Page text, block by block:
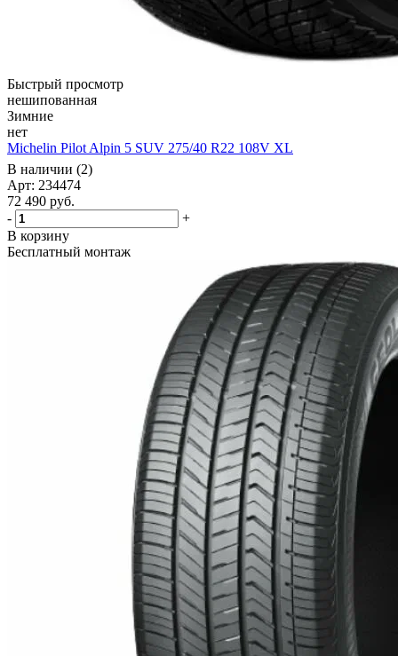
Быстрый просмотр
нешипованная
Зимние
нет
Michelin Pilot Alpin 5 SUV 275/40 R22 108V XL
В наличии (2)
Арт: 234474
72 490 руб.
-
+
В корзину
Бесплатный монтаж